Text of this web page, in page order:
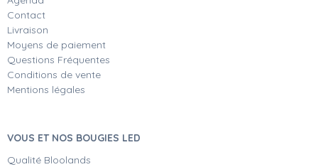
Contact
Livraison
Moyens de paiement
Questions Fréquentes
Conditions de vente
Mentions légales
VOUS ET NOS BOUGIES LED
Qualité Bloolands